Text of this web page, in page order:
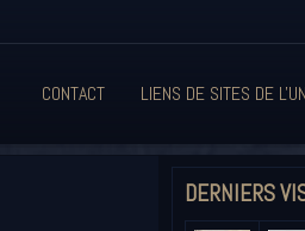
CONTACT LIENS DE SITES DE
DERNIERS